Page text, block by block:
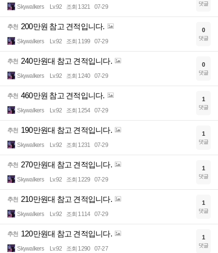
Skywalkers Lv.92 조회 1321 07-29 댓글
추천 200만원 참고 견적입니다.
Skywalkers Lv.92 조회 1199 07-29
0
댓글
추천 240만원대 참고 견적입니다.
Skywalkers Lv.92 조회 1240 07-29
0
댓글
추천 460만원 참고 견적입니다.
Skywalkers Lv.92 조회 1254 07-29
1
댓글
추천 190만원대 참고 견적입니다.
Skywalkers Lv.92 조회 1231 07-29
1
댓글
추천 270만원대 참고 견적입니다.
Skywalkers Lv.92 조회 1229 07-29
1
댓글
추천 210만원대 참고 견적입니다.
Skywalkers Lv.92 조회 1114 07-29
1
댓글
추천 120만원대 참고 견적입니다.
Skywalkers Lv.92 조회 1290 07-27
1
댓글